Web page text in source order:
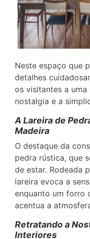
Neste espaço que
detalhes
os visitantes a
nostalgia e a
A Lareira de
Madeira
O destaque da
pedra rústica, que
de estar. Rodeada
lareira evoca a
enquanto um forro
acentua a
Retratando a
Interiores